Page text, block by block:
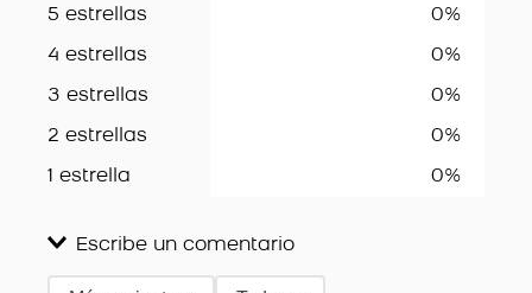
5 estrellas 0%
4 estrellas 0%
3 estrellas 0%
2 estrellas 0%
1 estrella 0%
Escribe un comentario